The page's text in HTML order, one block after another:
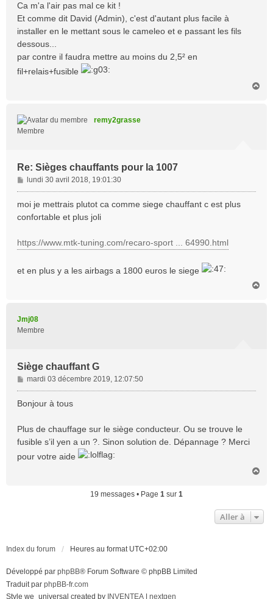
a
g
e
Ca m'a l'air pas mal ce kit !
Et comme dit David (Admin), c'est d'autant plus facile à
installer en le mettant sous le cameleo et e passant les fils
dessous...
par contre il faudra mettre au moins du 2,5² en
fil+relais+fusible
remy2grasse
Membre
Re: Sièges chauffants pour la 1007
M
e
s
e
lundi 30 avril 2018, 19:01:30
moi je mettrais plutot ca comme siege chauffant c est plus
confortable et plus joli
https://www.mtk-tuning.com/recaro-sport ... 64990.html
et en plus y a les airbags a 1800 euros le siege
Jmj08
Membre
Siège chauffant G
M
e
s
g
e
mardi 03 décembre 2019, 12:07:50
Bonjour à tous
Plus de chauffage sur le siège conducteur. Ou se trouve le
fusible s’il yen a un ?. Sinon solution de. Dépannage ? Merci
pour votre aide
19 messages • Page 1 sur 1
Aller à
Index du forum Heures au format UTC+02:00
Développé par phpBB® Forum Software © phpBB Limited
Traduit par phpBB-fr.com
Style we_universal created by INVENTEA nextgen